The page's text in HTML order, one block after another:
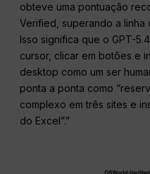
obteve uma pontuação
Verified, superando a linha
Isso significa que o GPT-
cursor, clicar em botões e
desktop como um ser
ponta a ponta como
complexo em três sites e
do Excel”.”